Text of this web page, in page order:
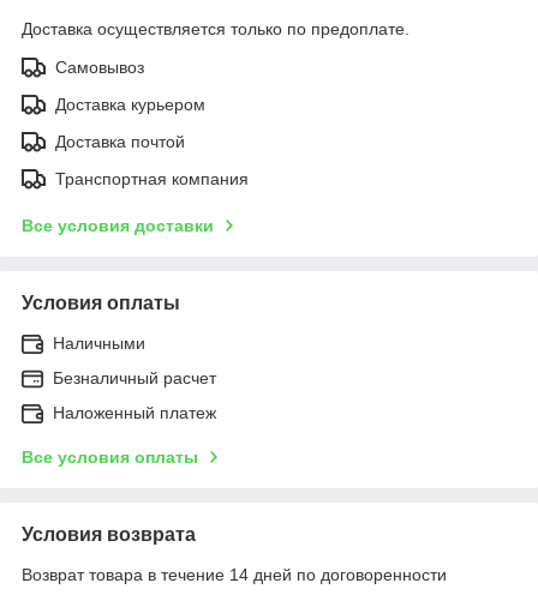
Доставка осуществляется только по предоплате.
Самовывоз
Доставка курьером
Доставка почтой
Транспортная компания
Все условия доставки
Условия оплаты
Наличными
Безналичный расчет
Наложенный платеж
Все условия оплаты
Условия возврата
Возврат товара в течение 14 дней по договоренности